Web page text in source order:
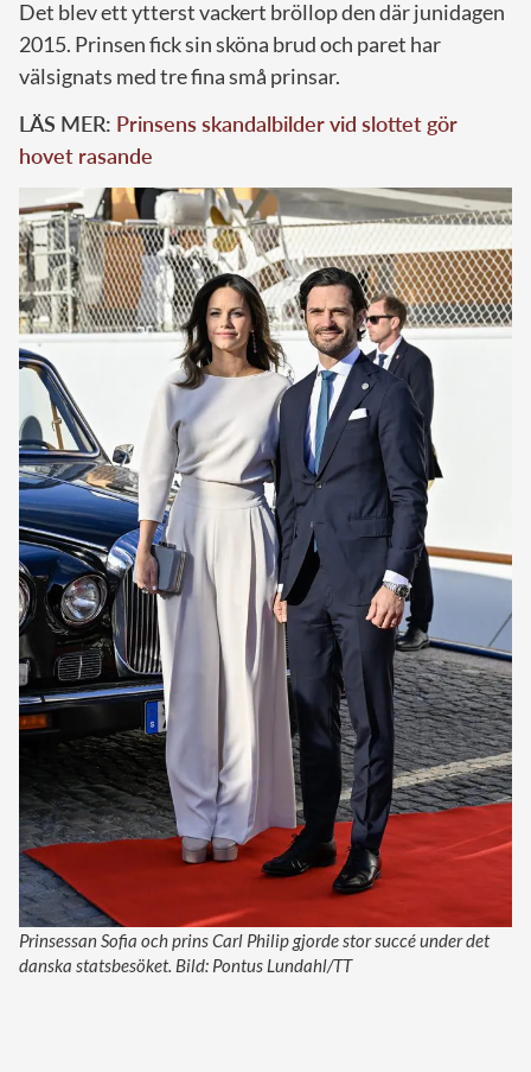
Det blev ett ytterst vackert bröllop den där junidagen
2015. Prinsen fick sin sköna brud och paret har
välsignats med tre fina små prinsar.
LÄS MER: Prinsens skandalbilder vid slottet gör
hovet rasande
Prinsessan Sofia och prins Carl Philip gjorde stor succé under det
danska statsbesöket. Bild: Pontus Lundahl/TT